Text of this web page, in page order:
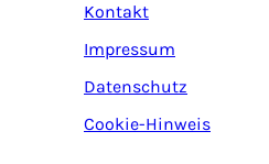
Kontakt
Impressum
Datenschutz
Cookie-Hinweis